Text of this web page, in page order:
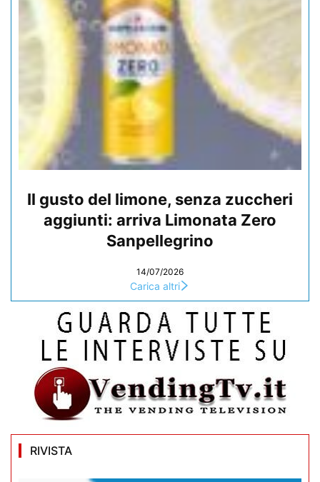
Il gusto del limone, senza zuccheri
aggiunti: arriva Limonata Zero
Sanpellegrino
14/07/2026
Carica altri
RIVISTA